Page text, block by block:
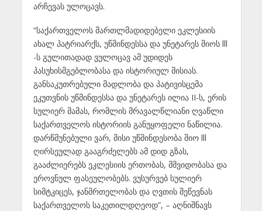
არჩევას ულოცავს.
“საქართველოს მართლმადიდებელი ეკლესიის
ახალ პატრიარქს, უწმინდესსა და უნეტარეს შიოს lll
-ს გულითადად ვულოცავ ამ უდიდეს
პასუხისმგებლობასა და ისტორიულ მისიას.
განსაკუთრებული მადლობა და პატივისცემა
ეკუთვნის უწმინდესსა და უნეტარეს ილია II-ს, ერის
სულიერ მამას, რომლის მრავალწლიანი ღვაწლი
საქართველოს ისტორიის განუყოფელი ნაწილია.
დარწმუნებული ვარ, მისი უწმინდესობა შიო lll
ღირსეულად გააგრძელებს ამ დიდ გზას,
გააძლიერებს ეკლესიის ერთობას, მშვიდობასა და
ეროვნულ ფასეულობებს. ვუსურვებ სულიერ
სიმტკიცეს, ჯანმრთელობას და ღვთის შეწევნას
საქართველოს საკეთილდღეოდ”, – აღნიშნავს